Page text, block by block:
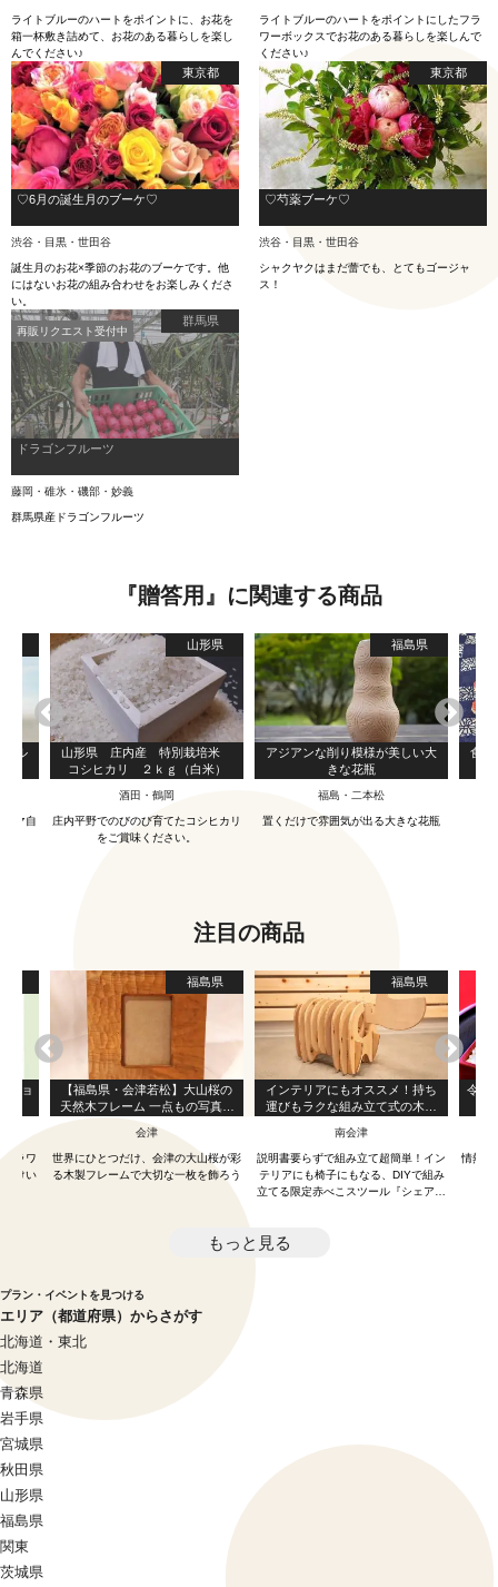
ライトブルーのハートをポイントに、お花を
箱一杯敷き詰めて、お花のある暮らしを楽し
んでください♪
ライトブルーのハートをポイントにしたフラ
ワーボックスでお花のある暮らしを楽しんで
ください♪
東京都
♡6月の誕生月のブーケ♡
渋谷・目黒・世田谷
誕生月のお花×季節のお花のブーケです。他
にはないお花の組み合わせをお楽しみくださ
い。
東京都
♡芍薬ブーケ♡
渋谷・目黒・世田谷
シャクヤクはまだ蕾でも、とてもゴージャ
ス！
群馬県
ドラゴンフルーツ
藤岡・碓氷・磯部・妙義
群馬県産ドラゴンフルーツ
再販リクエスト受付中
『贈答用』に関連する商品
デル
ラマ自
山形県
山形県 庄内産 特別栽培米
コシヒカリ ２ｋｇ（白米）
酒田・鶴岡
庄内平野でのびのび育てたコシヒカリ
をご賞味ください。
福島県
アジアンな削り模様が美しい大
きな花瓶
福島・二本松
置くだけで雰囲気が出る大きな花瓶
食卓
注目の商品
ショ
フラワ
届けい
福島県
【福島県・会津若松】大山桜の
天然木フレーム 一点もの写真立
て
会津
世界にひとつだけ、会津の大山桜が彩
る木製フレームで大切な一枚を飾ろう
福島県
インテリアにもオススメ！持ち
運びもラクな組み立て式の木製
南会津
説明書要らずで組み立て超簡単！イン
テリアにも椅子にもなる、DIYで組み
立てる限定赤べこスツール『シェアベ
令和
情熱を
もっと見る
プラン・イベントを見つける
エリア（都道府県）からさがす
北海道・東北
北海道
青森県
岩手県
宮城県
秋田県
山形県
福島県
関東
茨城県